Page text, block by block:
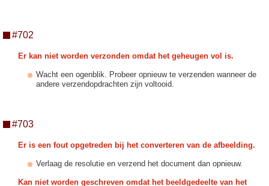
#702
Er kan niet worden verzonden omdat het geheugen vol is.
Wacht een ogenblik. Probeer opnieuw te verzenden wanneer de
andere verzendopdrachten zijn voltooid.
#703
Er is een fout opgetreden bij het converteren van de afbeelding.
Verlaag de resolutie en verzend het document dan opnieuw.
Kan niet worden geschreven omdat het beeldgedeelte van het